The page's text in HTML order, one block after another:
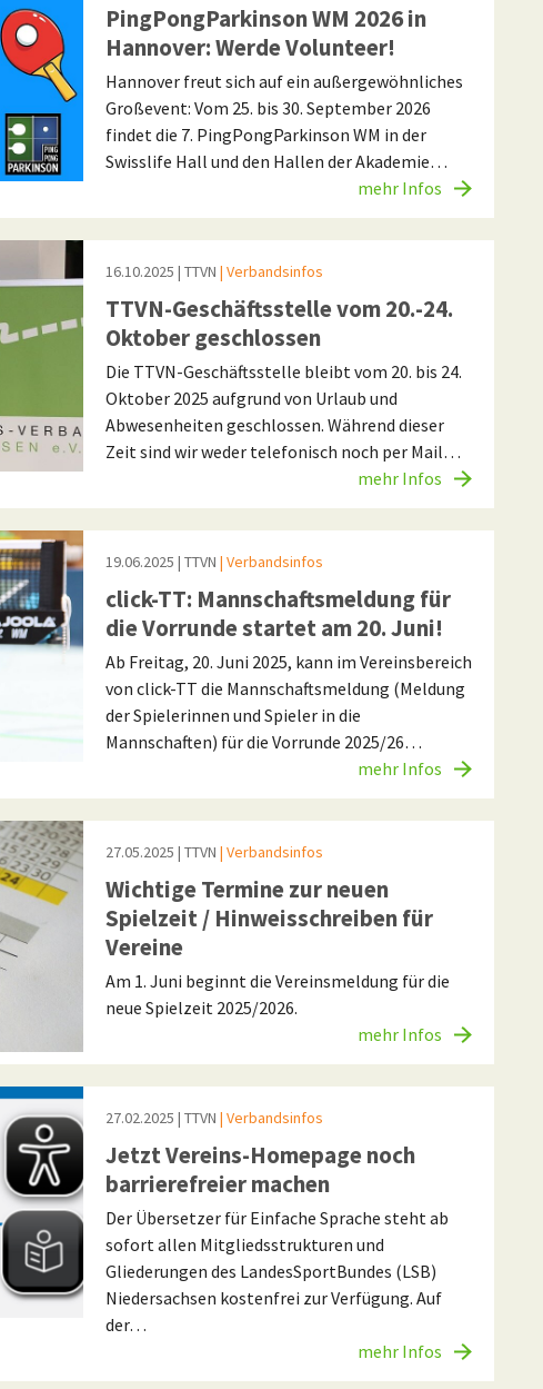
PingPongParkinson WM 2026 in
Hannover: Werde Volunteer!
Hannover freut sich auf ein außergewöhnliches
Großevent: Vom 25. bis 30. September 2026
findet die 7. PingPongParkinson WM in der
Swisslife Hall und den Hallen der Akademie…
mehr Infos
16.10.2025 | TTVN | Verbandsinfos
TTVN-Geschäftsstelle vom 20.-24.
Oktober geschlossen
Die TTVN-Geschäftsstelle bleibt vom 20. bis 24.
Oktober 2025 aufgrund von Urlaub und
Abwesenheiten geschlossen. Während dieser
Zeit sind wir weder telefonisch noch per Mail…
mehr Infos
19.06.2025 | TTVN | Verbandsinfos
click-TT: Mannschaftsmeldung für
die Vorrunde startet am 20. Juni!
Ab Freitag, 20. Juni 2025, kann im Vereinsbereich
von click-TT die Mannschaftsmeldung (Meldung
der Spielerinnen und Spieler in die
Mannschaften) für die Vorrunde 2025/26…
mehr Infos
27.05.2025 | TTVN | Verbandsinfos
Wichtige Termine zur neuen
Spielzeit / Hinweisschreiben für
Vereine
Am 1. Juni beginnt die Vereinsmeldung für die
neue Spielzeit 2025/2026.
mehr Infos
27.02.2025 | TTVN | Verbandsinfos
Jetzt Vereins-Homepage noch
barrierefreier machen
Der Übersetzer für Einfache Sprache steht ab
sofort allen Mitgliedsstrukturen und
Gliederungen des LandesSportBundes (LSB)
Niedersachsen kostenfrei zur Verfügung. Auf
der…
mehr Infos